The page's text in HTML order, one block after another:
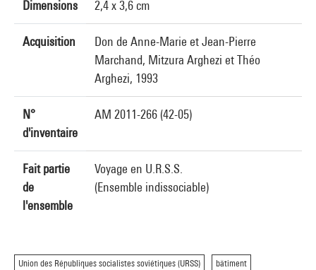
Dimensions 2,4 x 3,6 cm
Acquisition
Don de Anne-Marie et Jean-Pierre
Marchand, Mitzura Arghezi et Théo
Arghezi, 1993
N°
d'inventaire
AM 2011-266 (42-05)
Fait partie
de
l'ensemble
Voyage en U.R.S.S.
(Ensemble indissociable)
Union des Républiques socialistes soviétiques (URSS) bâtiment